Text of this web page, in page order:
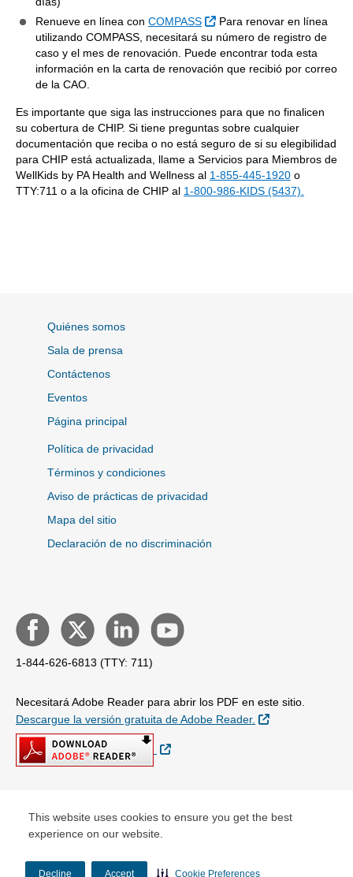
This website uses cookies to ensure you get the best
experience on our website.
Decline Accept Cookie Preferences
Renueve en línea con COMPASS External Link
Para renovar en línea
utilizando COMPASS, necesitará su número de registro de
caso y el mes de renovación. Puede encontrar toda esta
información en la carta de renovación que recibió por correo
de la CAO.
Es importante que siga las instrucciones para que no finalicen
su cobertura de CHIP. Si tiene preguntas sobre cualquier
documentación que reciba o no está seguro de si su elegibilidad
para CHIP está actualizada, llame a Servicios para Miembros de
WellKids by PA Health and Wellness al 1-855-445-1920 o
TTY:711 o a la oficina de CHIP al 1-800-986-KIDS (5437).
Quiénes somos
Sala de prensa
Contáctenos
Eventos
Página principal
Política de privacidad
Términos y condiciones
Aviso de prácticas de privacidad
Mapa del sitio
Declaración de no discriminación
1-844-626-6813 (TTY: 711)
Necesitará Adobe Reader para abrir los PDF en este sitio.
Descargue la versión gratuita de Adobe Reader.
External Link
External Link
© Copyright 2026